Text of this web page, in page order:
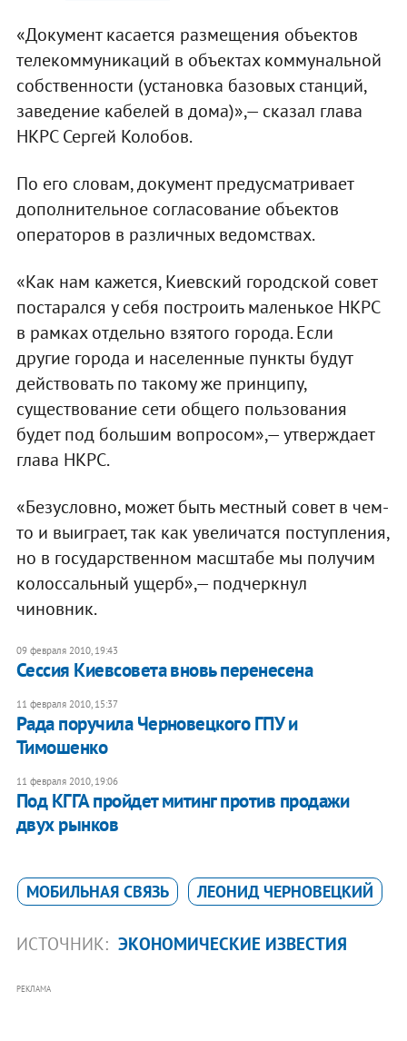
«Документ касается размещения объектов
телекоммуникаций в объектах коммунальной
собственности (установка базовых станций,
заведение кабелей в дома)»,— сказал глава
НКРС Сергей Колобов.
По его словам, документ предусматривает
дополнительное согласование объектов
операторов в различных ведомствах.
«Как нам кажется, Киевский городской совет
постарался у себя построить маленькое НКРС
в рамках отдельно взятого города. Если
другие города и населенные пункты будут
действовать по такому же принципу,
существование сети общего пользования
будет под большим вопросом»,— утверждает
глава НКРС.
«Безусловно, может быть местный совет в чем-
то и выиграет, так как увеличатся поступления,
но в государственном масштабе мы получим
колоссальный ущерб»,— подчеркнул
чиновник.
09 февраля 2010, 19:43
Сессия Киевсовета вновь перенесена
11 февраля 2010, 15:37
Рада поручила Черновецкого ГПУ и
Тимошенко
11 февраля 2010, 19:06
Под КГГА пройдет митинг против продажи
двух рынков
МОБИЛЬНАЯ СВЯЗЬ ЛЕОНИД ЧЕРНОВЕЦКИЙ
ИСТОЧНИК: ЭКОНОМИЧЕСКИЕ ИЗВЕСТИЯ
РЕКЛАМА